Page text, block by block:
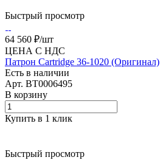
Быстрый просмотр
64 560 ₽/шт
ЦЕНА С НДС
Патрон Cartridge 36-1020 (Оригинал)
Есть в наличии
Арт. BT0006495
В корзину
Купить в 1 клик
Быстрый просмотр